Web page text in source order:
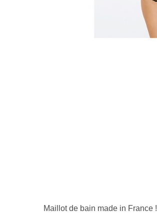
Maillot de bain made in France !